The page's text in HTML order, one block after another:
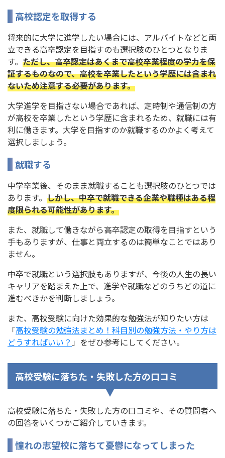
高校認定を取得する
将来的に大学に進学したい場合には、アルバイトなどと両
立できる高卒認定を目指すのも選択肢のひとつとなりま
す。 ただし、高卒認定はあくまで高校卒業程度の学力を保
証するものなので、高校を卒業したという学歴には含まれ
ないため注意する必要があります。
大学進学を目指さない場合であれば、定時制や通信制の方
が高校を卒業したという学歴に含まれるため、就職には有
利に働きます。大学を目指すのか就職するのかよく考えて
選択しましょう。
就職する
中学卒業後、そのまま就職することも選択肢のひとつでは
あります。 しかし、中卒で就職できる企業や職種はある程
度限られる可能性があります。
また、就職して働きながら高卒認定の取得を目指すという
手もありますが、仕事と両立するのは簡単なことではあり
ません。
中卒で就職という選択肢もありますが、今後の人生の長い
キャリアを踏まえた上で、進学や就職などのうちどの道に
進むべきかを判断しましょう。
また、高校受験に向けた効果的な勉強法が知りたい方は
「高校受験の勉強法まとめ！科目別の勉強方法・やり方は
どうすればいい？ 」をぜひ参考にしてください。
高校受験に落ちた・失敗した方の口コミ
高校受験に落ちた・失敗した方の口コミや、その質問者へ
の回答をいくつかご紹介していきます。
憧れの志望校に落ちて憂鬱になってしまった